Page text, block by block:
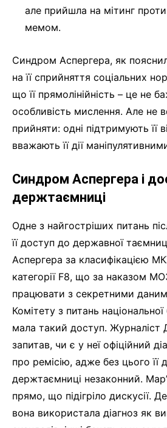
але прийшла на мітинг
мемом.
Синдром Аспергера, як
на її сприйняття соціальних
що її прямолінійність – це не
особливість мислення. Але не
прийняти: одні підтримують її
вважають її дії
Синдром Аспергера і
держтаємниці
Одне з найгостріших питань
її доступ до державної
Аспергера за класифікацією
категорії F8, що за наказом
працювати з секретними
Комітету з питань
мала такий доступ.
запитав, чи є у неї офіційний
про ремісію, адже без цього її
держтаємниці незаконний.
прямо, що підігріло дискусії.
вона використала діагноз як